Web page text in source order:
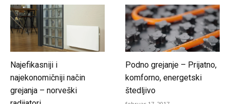
Najefikasniji i
najekonomičniji način
grejanja – norveški
Podno grejanje – Prijatno,
komforno, energetski
štedljivo